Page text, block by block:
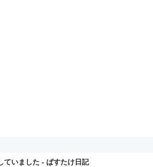
ていました - ぱすたけ日記